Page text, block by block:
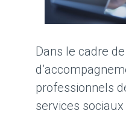
Dans le cadre
professionnels
services